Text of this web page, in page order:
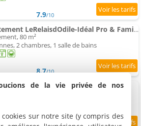
7.9/10
Appartement LeRelaisdOdile-Idéal Pro & Famille-Proche Métro-Fort de Mons
80 m²
2 chambres, 1 salle de bains
8.7/10
proche Lille
de la vie privée de nos
sur notre site (y compris des